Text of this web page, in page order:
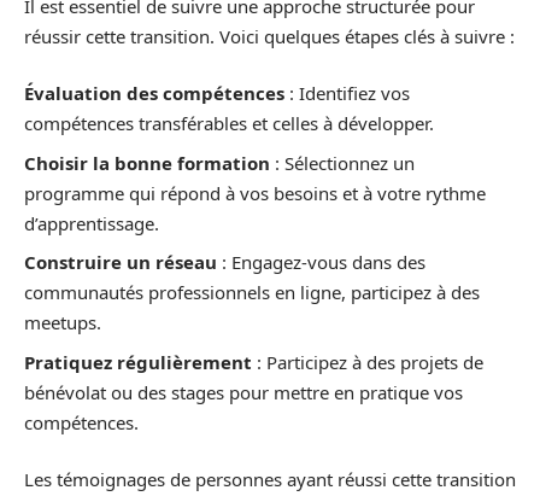
Il est essentiel de suivre une approche structurée pour
réussir cette transition. Voici quelques étapes clés à suivre :
Évaluation des compétences : Identifiez vos
compétences transférables et celles à développer.
Choisir la bonne formation : Sélectionnez un
programme qui répond à vos besoins et à votre rythme
d’apprentissage.
Construire un réseau : Engagez-vous dans des
communautés professionnels en ligne, participez à des
meetups.
Pratiquez régulièrement : Participez à des projets de
bénévolat ou des stages pour mettre en pratique vos
compétences.
Les témoignages de personnes ayant réussi cette transition